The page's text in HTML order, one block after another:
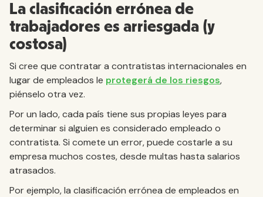
La clasificación errónea de
trabajadores es arriesgada (y
costosa)
Si cree que contratar a contratistas internacionales en
lugar de empleados le protegerá de los riesgos,
piénselo otra vez.
Por un lado, cada país tiene sus propias leyes para
determinar si alguien es considerado empleado o
contratista. Si comete un error, puede costarle a su
empresa muchos costes, desde multas hasta salarios
atrasados.
Por ejemplo, la clasificación errónea de empleados en